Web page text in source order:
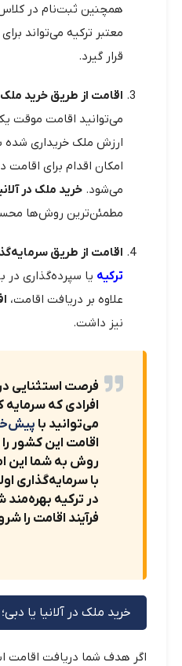
همچنین ثبت‌نام در
معتبر ترکیه می‌تواند
قرار گیرد.
اقامت از طریق خرید
می‌توانید اقامت موقت
امکان اقدام برای اقامت
می‌شود. خرید ملک در
مطمئن‌ترین روش‌ها
اقامت از طریق
ترکیه یا سپرده‌گذاری در
علاوه بر دریافت اقامت،
نیز داشت.
فرصت استثنایی
افرادی که سرمایه
می‌توانید با
اقامت این کشور
روش به شما این
با سرمایه‌گذاری
در ترکیه
فرآیند اقامت را
خرید ملک در آلانیا یا
اگر هدف شما دریافت اقامت